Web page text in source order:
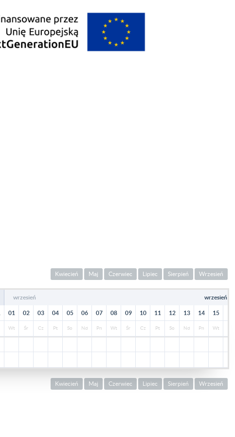
Kwiecień Maj Czerwiec Lipiec Sierpień Wrzesień
wrzesień wrzesień
01 02 03 04 05 06 07 08 09 10 11 12 13 14 15
Wt Śr Cz Pt So Nd Pn Wt Śr Cz Pt So Nd Pn Wt
Kwiecień Maj Czerwiec Lipiec Sierpień Wrzesień